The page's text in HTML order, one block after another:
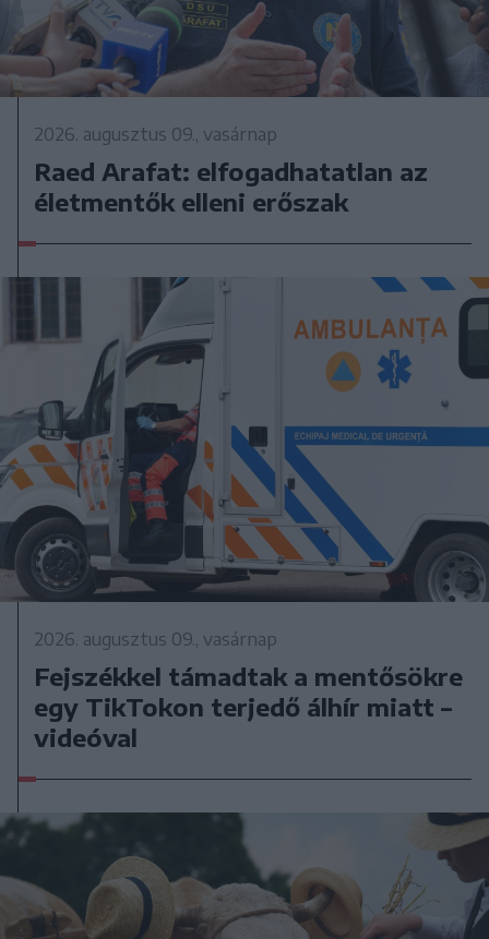
2026. augusztus 09., vasárnap
Raed Arafat: elfogadhatatlan az
életmentők elleni erőszak
2026. augusztus 09., vasárnap
Fejszékkel támadtak a mentősökre
egy TikTokon terjedő álhír miatt –
videóval